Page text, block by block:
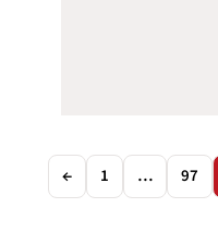
← 1 … 97